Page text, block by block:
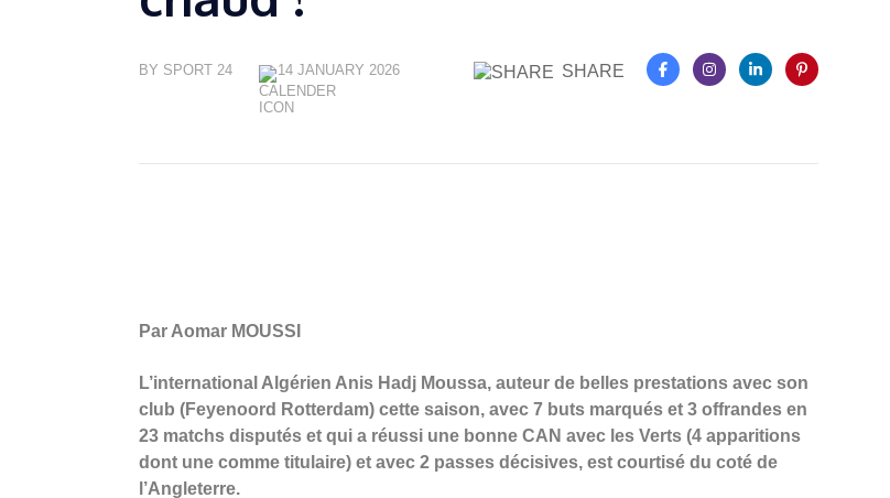
BY SPORT 24 14 JANUARY 2026 SHARE
Par Aomar MOUSSI
L’international Algérien Anis Hadj Moussa, auteur de belles prestations avec son
club (Feyenoord Rotterdam) cette saison, avec 7 buts marqués et 3 offrandes en
23 matchs disputés et qui a réussi une bonne CAN avec les Verts (4 apparitions
dont une comme titulaire) et avec 2 passes décisives, est courtisé du coté de
l’Angleterre.